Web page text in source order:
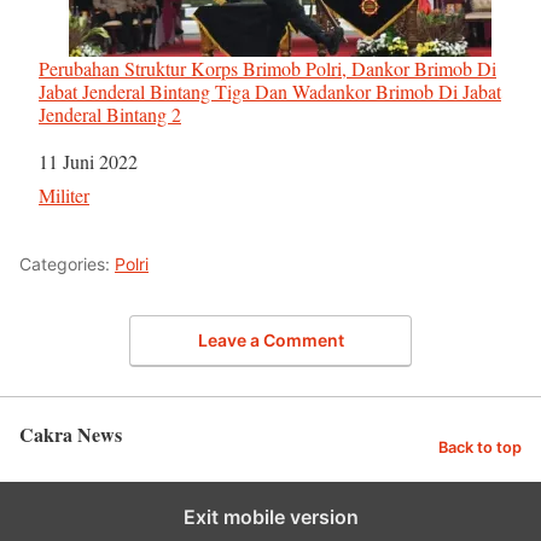
Perubahan Struktur Korps Brimob Polri, Dankor Brimob Di
Jabat Jenderal Bintang Tiga Dan Wadankor Brimob Di Jabat
Jenderal Bintang 2
Tanggal
11 Juni 2022
Sehubungan dengan
Militer
Categories: Polri
Leave a Comment
Cakra News Back to top
Exit mobile version